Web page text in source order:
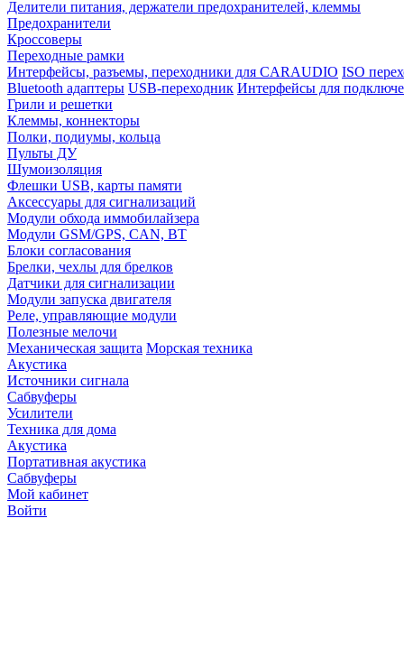
Делители питания, держатели предохранителей, клеммы
Предохранители
Кроссоверы
Переходные рамки
Интерфейсы, разъемы, переходники для CARAUDIO ISO
Bluetooth адаптеры USB-переходник Интерфейсы для
Грили и решетки
Клеммы, коннекторы
Полки, подиумы, кольца
Пульты ДУ
Шумоизоляция
Флешки USB, карты памяти
Аксессуары для сигнализаций
Модули обхода иммобилайзера
Модули GSM/GPS, CAN, BT
Блоки согласования
Брелки, чехлы для брелков
Датчики для сигнализации
Модули запуска двигателя
Реле, управляющие модули
Полезные мелочи
Механическая защита Морская техника
Акустика
Источники сигнала
Сабвуферы
Усилители
Техника для дома
Акустика
Портативная акустика
Сабвуферы
Мой кабинет
Войти